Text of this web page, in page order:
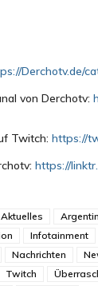
Derchotv.de/
von Derchotv:
Twitch: https://
https://
Aktuelles
Infotainment
Nachrichten
Twitch